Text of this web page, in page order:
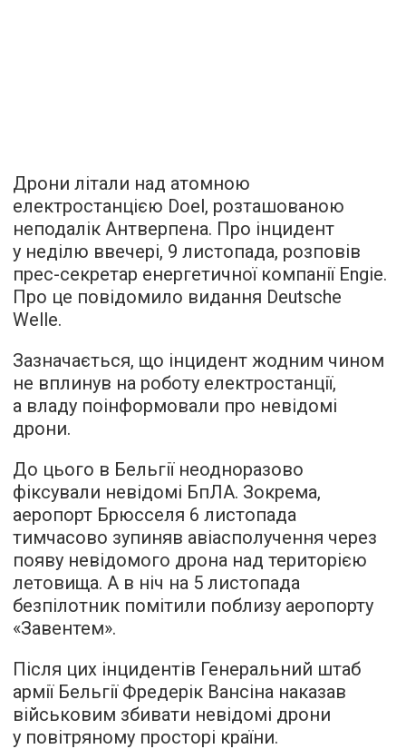
Дрони літали над атомною
електростанцією Doel, розташованою
неподалік Антверпена. Про інцидент
у неділю ввечері, 9 листопада, розповів
прес-секретар енергетичної компанії Engie.
Про це повідомило видання Deutsche
Welle.
Зазначається, що інцидент жодним чином
не вплинув на роботу електростанції,
а владу поінформовали про невідомі
дрони.
До цього в Бельгії неодноразово
фіксували невідомі БпЛА. Зокрема,
аеропорт Брюсселя 6 листопада
тимчасово зупиняв авіасполучення через
появу невідомого дрона над територією
летовища. А в ніч на 5 листопада
безпілотник помітили поблизу аеропорту
«Завентем».
Після цих інцидентів Генеральний штаб
армії Бельгії Фредерік Вансіна наказав
військовим збивати невідомі дрони
у повітряному просторі країни.